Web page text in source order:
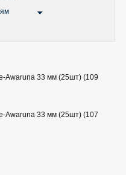
Awaruna 33 мм (25шт) (109
Awaruna 33 мм (25шт) (107